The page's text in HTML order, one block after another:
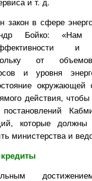
и т. д.
в сфере
Бойко: «Нам
и
от
и уровня
действия,
которые должны
министерства и